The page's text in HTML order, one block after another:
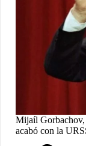
Mijaíl Gorbachov,
acabó con la